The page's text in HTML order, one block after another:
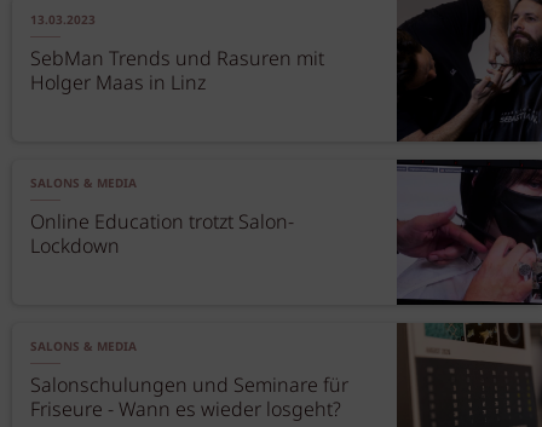
13.03.2023
SebMan Trends und Rasuren mit
Holger Maas in Linz
SALONS & MEDIA
Online Education trotzt Salon-
Lockdown
SALONS & MEDIA
Salonschulungen und Seminare für
Friseure - Wann es wieder losgeht?